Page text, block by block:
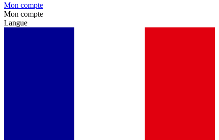
Mon compte
Mon compte
Langue